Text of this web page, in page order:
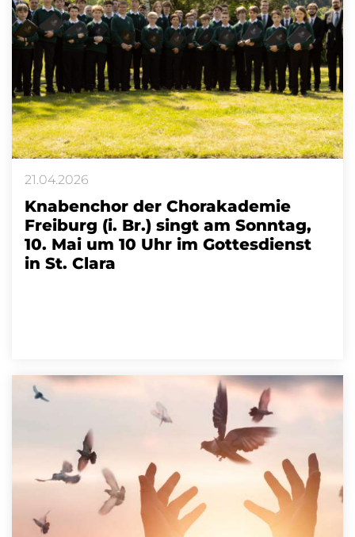
21.04.2026
Knabenchor der Chorakademie
Freiburg (i. Br.) singt am Sonntag,
10. Mai um 10 Uhr im Gottesdienst
in St. Clara